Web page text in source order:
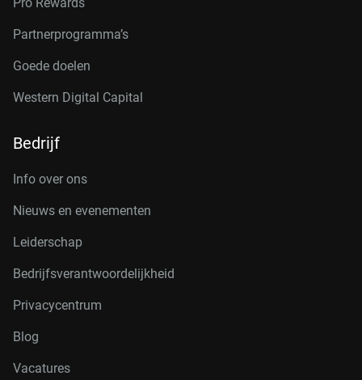
Partnerprogramma’s
Goede doelen
Western Digital Capital
Bedrijf
Info over ons
Nieuws en evenementen
Leiderschap
Bedrijfsverantwoordelijkheid
Privacycentrum
Blog
Vacatures